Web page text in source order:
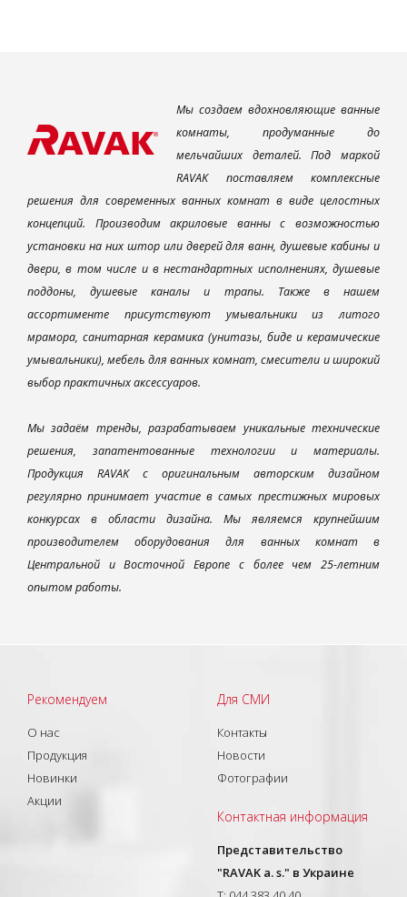
Мы создаем вдохновляющие ванные
комнаты, продуманные до
мельчайших деталей. Под маркой
RAVAK поставляем комплексные
решения для современных ванных комнат в виде целостных
концепций. Производим акриловые ванны с возможностью
установки на них штор или дверей для ванн, душевые кабины и
двери, в том числе и в нестандартных исполнениях, душевые
поддоны, душевые каналы и трапы. Также в нашем
ассортименте присутствуют умывальники из литого
мрамора, санитарная керамика (унитазы, биде и керамические
умывальники), мебель для ванных комнат, смесители и широкий
выбор практичных аксессуаров.
Мы задаём тренды, разрабатываем уникальные технические
решения, запатентованные технологии и материалы.
Продукция RAVAK с оригинальным авторским дизайном
регулярно принимает участие в самых престижных мировых
конкурсах в области дизайна. Мы являемся крупнейшим
производителем оборудования для ванных комнат в
Центральной и Восточной Европе с более чем 25-летним
опытом работы.
Рекомендуем
О нас
Продукция
Новинки
Акции
Для СМИ
Контакты
Новости
Фотографии
Контактная информация
Представительство
"RAVAK a. s." в Украине